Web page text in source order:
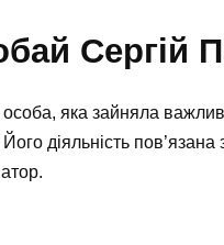
Сергій
яка зайняла важливе
діяльність